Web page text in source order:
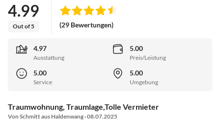
4.99
Out of 5 (29 Bewertungen)
4.97
Ausstattung
5.00
Preis/Leistung
5.00
Service
5.00
Umgebung
Traumwohnung, Traumlage,Tolle Vermieter
Von Schmitt aus Haldenwang · 08.07.2025